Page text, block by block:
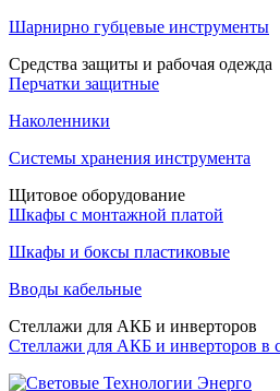
Шарнирно губцевые инструменты
Средства защиты и рабочая одежда
Перчатки защитные
Наколенники
Системы хранения инструмента
Щитовое оборудование
Шкафы с монтажной платой
Шкафы и боксы пластиковые
Вводы кабельные
Стеллажи для АКБ и инверторов
Стеллажи для АКБ и инверторов в